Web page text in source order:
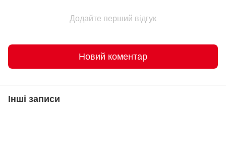
Додайте перший відгук
Новий коментар
Інші записи